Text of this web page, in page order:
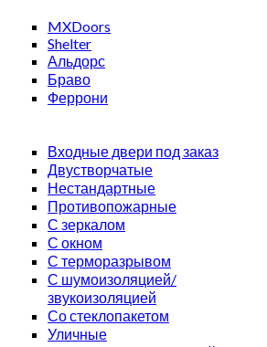
MXDoors
Shelter
Альдорс
Браво
Феррони
Входные двери под заказ
Двустворчатые
Нестандартные
Противопожарные
С зеркалом
С окном
С терморазрывом
С шумоизоляцией/
звукоизоляцией
Со стеклопакетом
Уличные